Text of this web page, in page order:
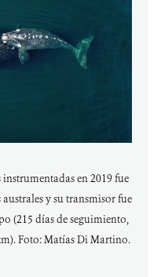
instrumentadas en 2019 fue
y su transmisor fue
(215 días de seguimiento,
Foto: Matías Di Martino.